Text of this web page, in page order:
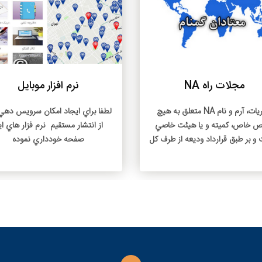
نرم افزار موبایل
براي ايجاد امکان سرويس دهي بهتر
مستقيم نرم فزار هاي اين
صفحه خودداري نموده
بیشتر بخوانید
خواندنی های جلسه